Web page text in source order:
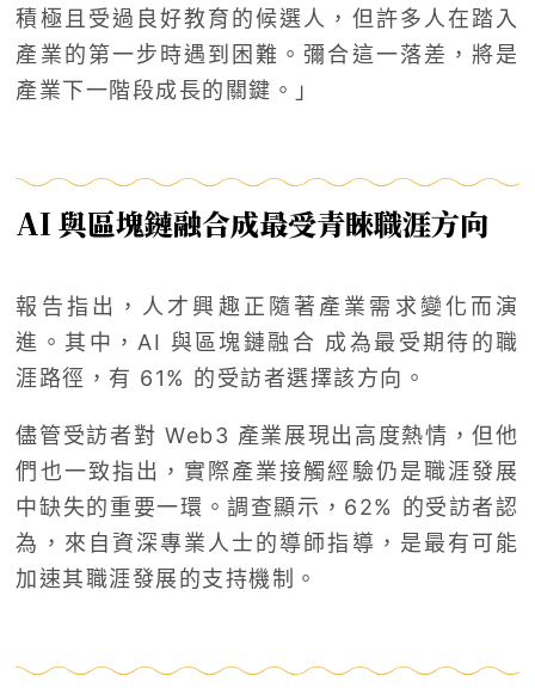
積極且受過良好教育的候選人，但許多人在踏入
產業的第一步時遇到困難。彌合這一落差，將是
產業下一階段成長的關鍵。」
AI 與區塊鏈融合成最受青睞職涯方向
報告指出，人才興趣正隨著產業需求變化而演
進。其中，AI 與區塊鏈融合 成為最受期待的職
涯路徑，有 61% 的受訪者選擇該方向。
儘管受訪者對 Web3 產業展現出高度熱情，但他
們也一致指出，實際產業接觸經驗仍是職涯發展
中缺失的重要一環。調查顯示，62% 的受訪者認
為，來自資深專業人士的導師指導，是最有可能
加速其職涯發展的支持機制。